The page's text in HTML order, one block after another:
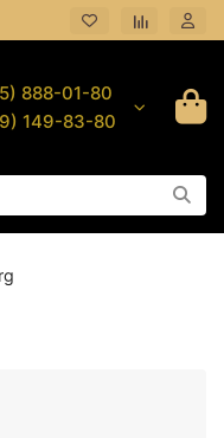
888-01-80
149-83-80